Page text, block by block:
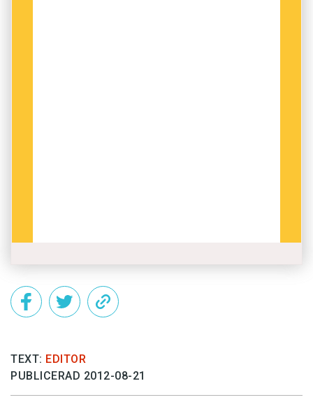
TEXT: EDITOR
PUBLICERAD 2012-08-21